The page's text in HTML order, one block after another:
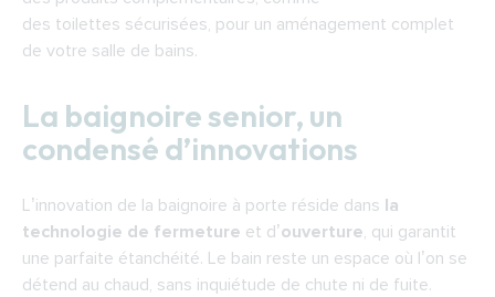
des toilettes sécurisées, pour un aménagement complet
de votre salle de bains.
La baignoire senior, un
condensé d’innovations
L’innovation de la baignoire à porte réside dans la
technologie de fermeture et d’ouverture, qui garantit
une parfaite étanchéité. Le bain reste un espace où l’on se
détend au chaud, sans inquiétude de chute ni de fuite.